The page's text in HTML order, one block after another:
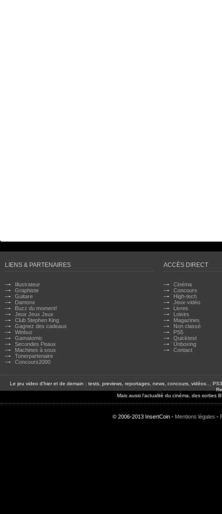
LIENS & PARTENAIRES
Illustrateur
Graphiste
Guitare
Damonx
Buzz du moment!
Jeux Jeux Jeux
Club Stephen King
Gagnez des cadeaux
Winbuz
Gamatomic
Secondes Peaux
Machines à sous
Tonerpartenaire
Concours2000
ACCÈS DIRECT
Cinéma
Concours
High-tech
Jeux-vidéo
Livres
Loisirs
Magazines
Non classé
PS5
Quicktest
Unboxing
Contact
Le jeu video d'hier et de demain : tests, previews, reportages, news, concours, vidéos…
Mais aussi l'actualité du cinéma, des sorties
© 2006-2013 InsertCoin - Mentions légales -